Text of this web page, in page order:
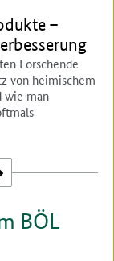
–
Forschende
von heimischem
wie man
BÖL